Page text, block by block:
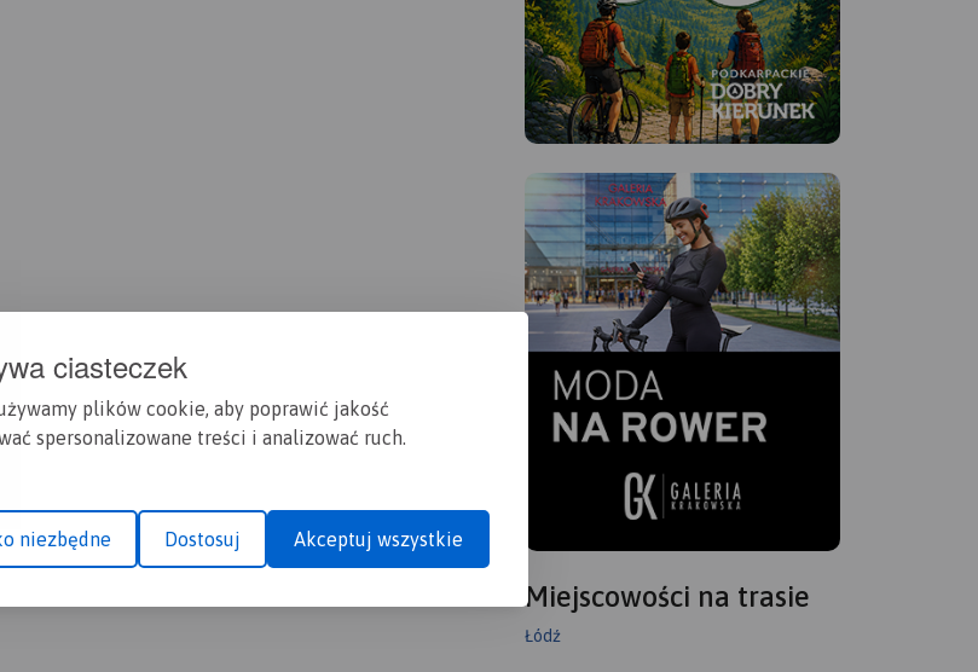
ciasteczek
plików cookie, aby poprawić jakość
spersonalizowane treści i analizować ruch.
niezbędne Dostosuj Akceptuj wszystkie
Miejscowości na trasie
Łódź